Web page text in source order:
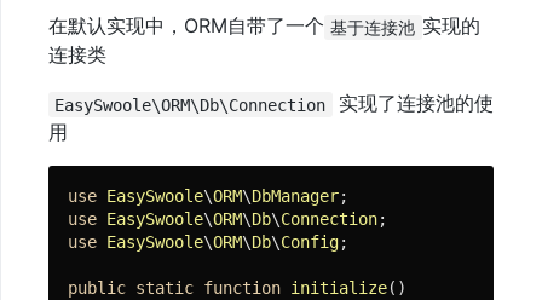
服
务
数
Socket
在默认实现中，ORM自带了一个 基于连接池 实现的
连接类
EasySwoole\ORM\Db\Connection
实现了连接池的使
用
use EasySwoole\ORM\DbManager
use EasySwoole\ORM\Db\Connection
use EasySwoole\ORM\Db\Config;
public static function initialize()